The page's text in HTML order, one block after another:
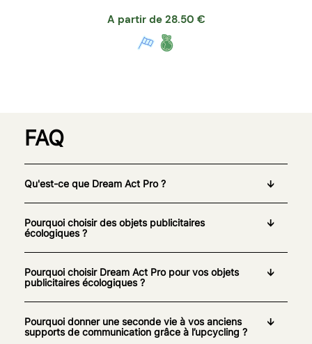
A partir de 28.50 €
FAQ
Qu'est-ce que Dream Act Pro ?
Pourquoi choisir des objets publicitaires
écologiques ?
Pourquoi choisir Dream Act Pro pour vos objets
publicitaires écologiques ?
Pourquoi donner une seconde vie à vos anciens
supports de communication grâce à l’upcycling ?